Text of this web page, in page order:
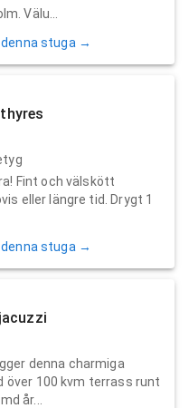
Välu...
stuga →
Fint och välskött
eller längre tid. Drygt 1
stuga →
denna charmiga
över 100 kvm terrass runt
år...